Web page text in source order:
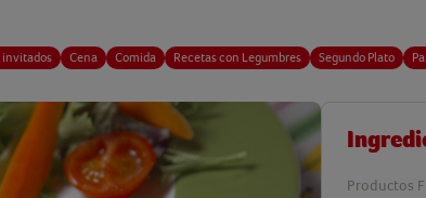
invitados Cena Comida Recetas con Legumbres Segundo Plato
Productos